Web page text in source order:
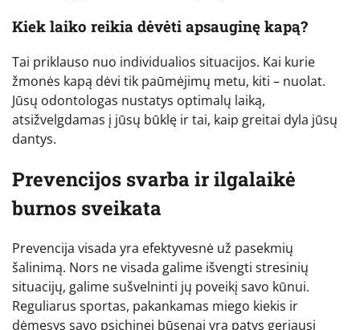
Kiek laiko reikia dėvėti apsauginę kapą?
Tai priklauso nuo individualios situacijos. Kai kurie
žmonės kapą dėvi tik paūmėjimų metu, kiti – nuolat.
Jūsų odontologas nustatys optimalų laiką,
atsižvelgdamas į jūsų būklę ir tai, kaip greitai dyla jūsų
dantys.
Prevencijos svarba ir ilgalaikė
burnos sveikata
Prevencija visada yra efektyvesnė už pasekmių
šalinimą. Nors ne visada galime išvengti stresinių
situacijų, galime sušvelninti jų poveikį savo kūnui.
Reguliarus sportas, pakankamas miego kiekis ir
dėmesys savo psichinei būsenai yra patys geriausi